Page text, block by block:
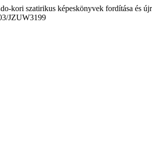
kori szatirikus képeskönyvek fordítása és
JZUW3199